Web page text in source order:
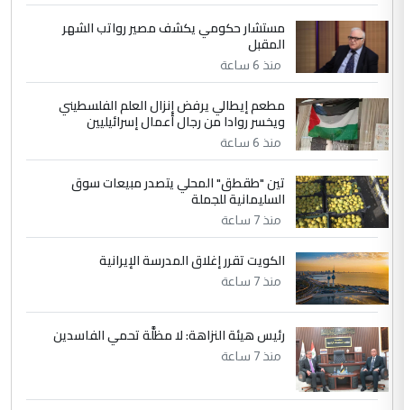
ابا فرات ...
الموضوع :
الجواهري يرد على صدام حسين سل
مضجعيك يابن الزنا (نص كامل)
5 حيدر عاشور
التعليق : تحياتي لك استاذ حامدتركان. كلام
دقيق ومسؤول؛ فالاستثمار الحقيقي للإنسان
وثروات البلد يعتمد على الكفاءة ...
الموضوع :
بين الإهمال واغتصاب الأرض.. بلاد
الرافدين تعاني الجفاف والتصحر!!
مستشار حكومي يكشف مصير رواتب الشهر
المقبل
منذ 6 ساعة
مطعم إيطالي يرفض إنزال العلم الفلسطيني
ويخسر روادا من رجال أعمال إسرائيليين
منذ 6 ساعة
تين "طقطق" المحلي يتصدر مبيعات سوق
السليمانية للجملة
منذ 7 ساعة
الكويت تقرر إغلاق المدرسة الإيرانية
منذ 7 ساعة
رئيس هيئة النزاهة: لا مظلَّة تحمي الفاسدين
منذ 7 ساعة